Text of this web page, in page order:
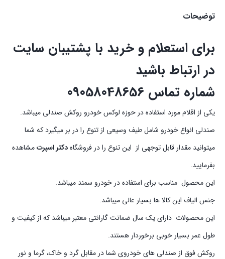
توضیحات
برای استعلام و خرید با پشتیبان سایت
در ارتباط باشید
شماره تماس 09058048656
یکی از اقلام مورد استفاده در حوزه لوکس خودرو روکش صندلی میباشد.
صندلی انواع خودرو شامل طیف وسیعی از تنوع را در بر میگیرد که شما
میتوانید مقدار قابل توجهی از این تنوع را در فروشگاهدکتر اسپرتمشاهده
بفرمایید.
این محصول مناسب برای استفاده در خودرو سمند میباشد.
جنس الیاف این کالا ها بسیار عالی میباشد.
این محصولات دارای یک سال ضمانت گارانتی معتبر میباشد که از کیفیت و
طول عمر بسیار خوبی برخوردار هستند.
روکش فوق از صندلی های خودروی شما در مقابل گرد و خاک، گرما و نور